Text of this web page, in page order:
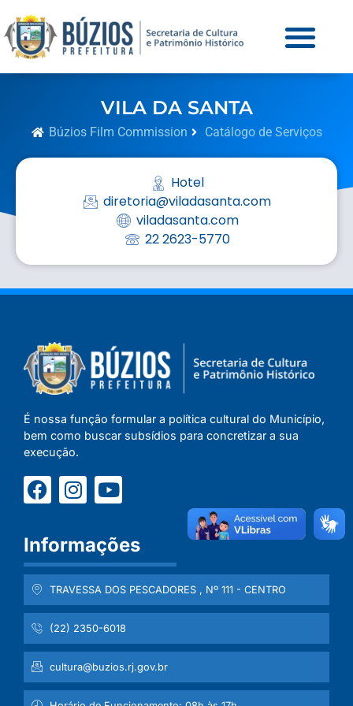
VILA DA SANTA
Búzios Film Commission Catálogo de Serviços
Hotel
diretoria@viladasanta.com
viladasanta.com
22 2623-5770
É nossa função formular a política cultural do Município,
bem como buscar subsídios para concretizar a sua
execução.
Informações
TRAVESSA DOS PESCADORES , Nº 111 - CENTRO
(22) 2350-6018
cultura@buzios.rj.gov.br